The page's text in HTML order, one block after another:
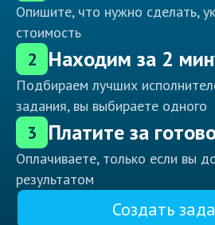
Опишите, что нужно сделать,
стоимость
2 Находим за 2
Подбираем лучших
задания, вы выбираете одного
3 Платите за
Оплачиваете, только если вы
результатом
Создать